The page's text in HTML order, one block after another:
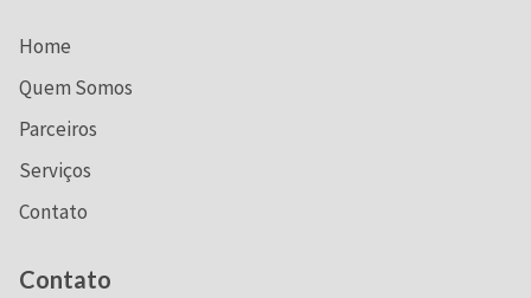
Home
Quem Somos
Parceiros
Serviços
Contato
Contato